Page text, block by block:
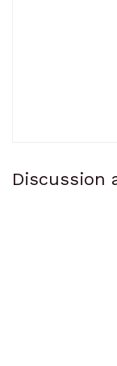
Discussion